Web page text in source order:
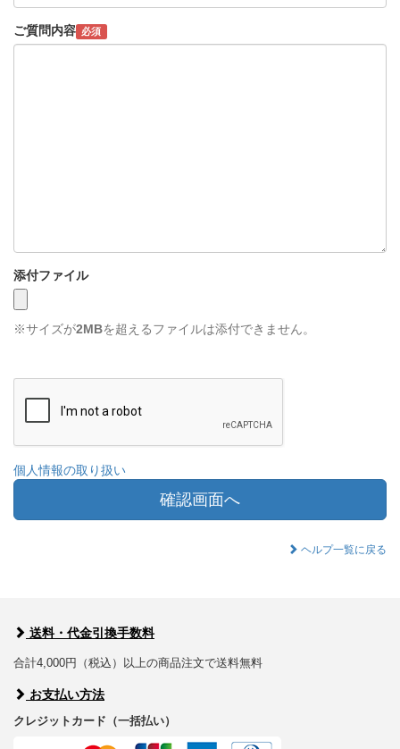
ご質問内容 必須
添付ファイル
※サイズが2MBを超えるファイルは添付できません。
個人情報の取り扱い
確認画面へ
ヘルプ一覧に戻る
送料・代金引換手数料
合計4,000円（税込）以上の商品注文で送料無料
お支払い方法
クレジットカード（一括払い）